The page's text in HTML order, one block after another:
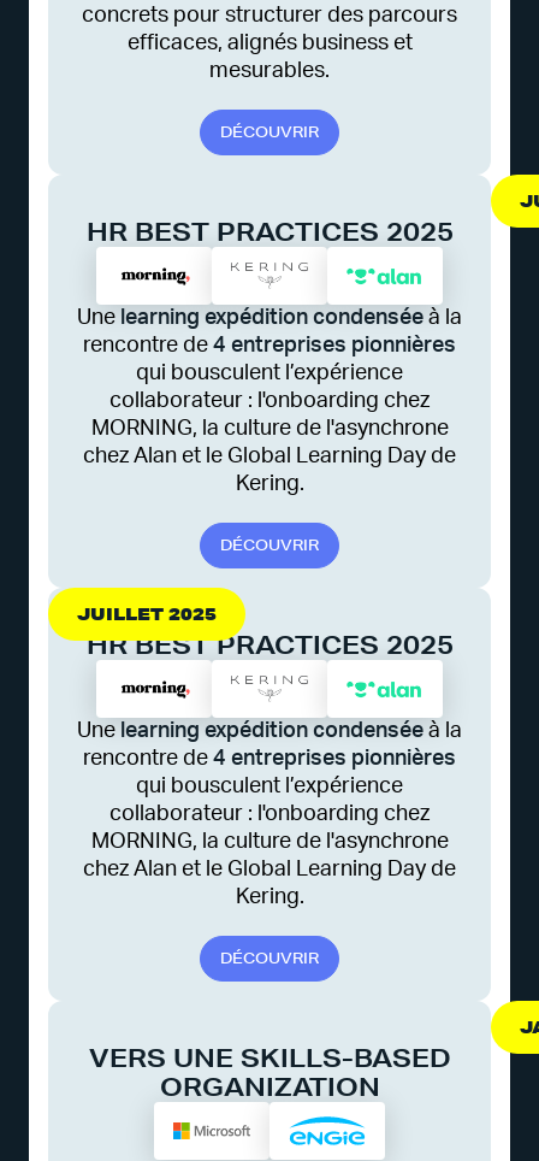
concrets pour structurer des parcours
efficaces, alignés business et
mesurables.
DÉCOUVRIR
HR BEST PRACTICES 2025
Une learning expédition condensée à la
rencontre de 4 entreprises pionnières
qui bousculent l’expérience
collaborateur : l'onboarding chez
MORNING, la culture de l'asynchrone
chez Alan et le Global Learning Day de
Kering.
DÉCOUVRIR
JUILLET 2025
HR BEST PRACTICES 2025
Une learning expédition condensée à la
rencontre de 4 entreprises pionnières
qui bousculent l’expérience
collaborateur : l'onboarding chez
MORNING, la culture de l'asynchrone
chez Alan et le Global Learning Day de
Kering.
DÉCOUVRIR
VERS UNE SKILLS-BASED
ORGANIZATION